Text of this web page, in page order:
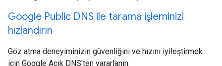
Google Public DNS ile tarama işleminizi
hızlandırın
Göz atma deneyiminizin güvenliğini ve hızını iyileştirmek
için Google Açık DNS'ten yararlanın.